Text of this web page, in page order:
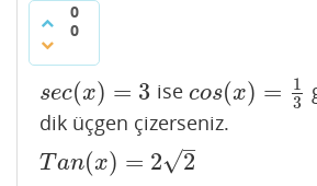
0
0
sec(x) = 3
sec(x)=3 ise cos(x) =
1
3
cos(x)=1 3
dik üçgen çizerseniz.
T an(x) = 2 2
–
√
Tan(x)=2 2